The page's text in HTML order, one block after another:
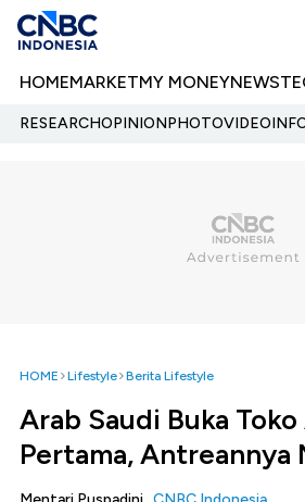
HOMEMARKETMY MONEYNEWS
RESEARCHOPINIONPHOTOVIDEO
HOME Lifestyle Berita Lifestyle
Arab Saudi Buka
Pertama, Antreannya